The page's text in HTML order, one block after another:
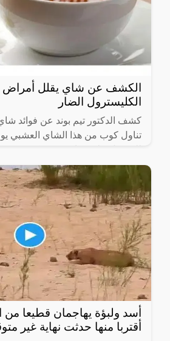
الكشف عن شاي يقلل أمراض
الكليسترول الضار
كشف الدكتور تيم بوند عن فوائد شاي
تناول كوب من هذا الشاي العشبي
المادة
أسد ولبؤة يهاجمان قطيعا من
أقتربا منها حدثت نهاية غير